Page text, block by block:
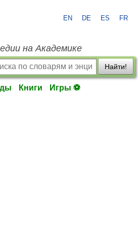
EN DE ES FR
на Академике
Найти!
Книги Игры ⚽